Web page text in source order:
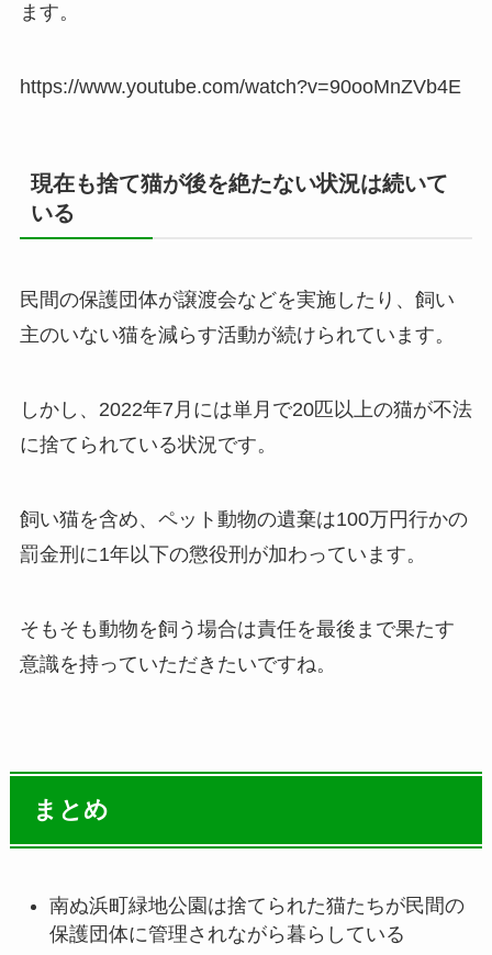
ます。
https://www.youtube.com/watch?v=90ooMnZVb4E
現在も捨て猫が後を絶たない状況は続いて
いる
民間の保護団体が譲渡会などを実施したり、飼い
主のいない猫を減らす活動が続けられています。
しかし、2022年7月には単月で20匹以上の猫が不法
に捨てられている状況です。
飼い猫を含め、ペット動物の遺棄は100万円行かの
罰金刑に1年以下の懲役刑が加わっています。
そもそも動物を飼う場合は責任を最後まで果たす
意識を持っていただきたいですね。
まとめ
南ぬ浜町緑地公園は捨てられた猫たちが民間の
保護団体に管理されながら暮らしている